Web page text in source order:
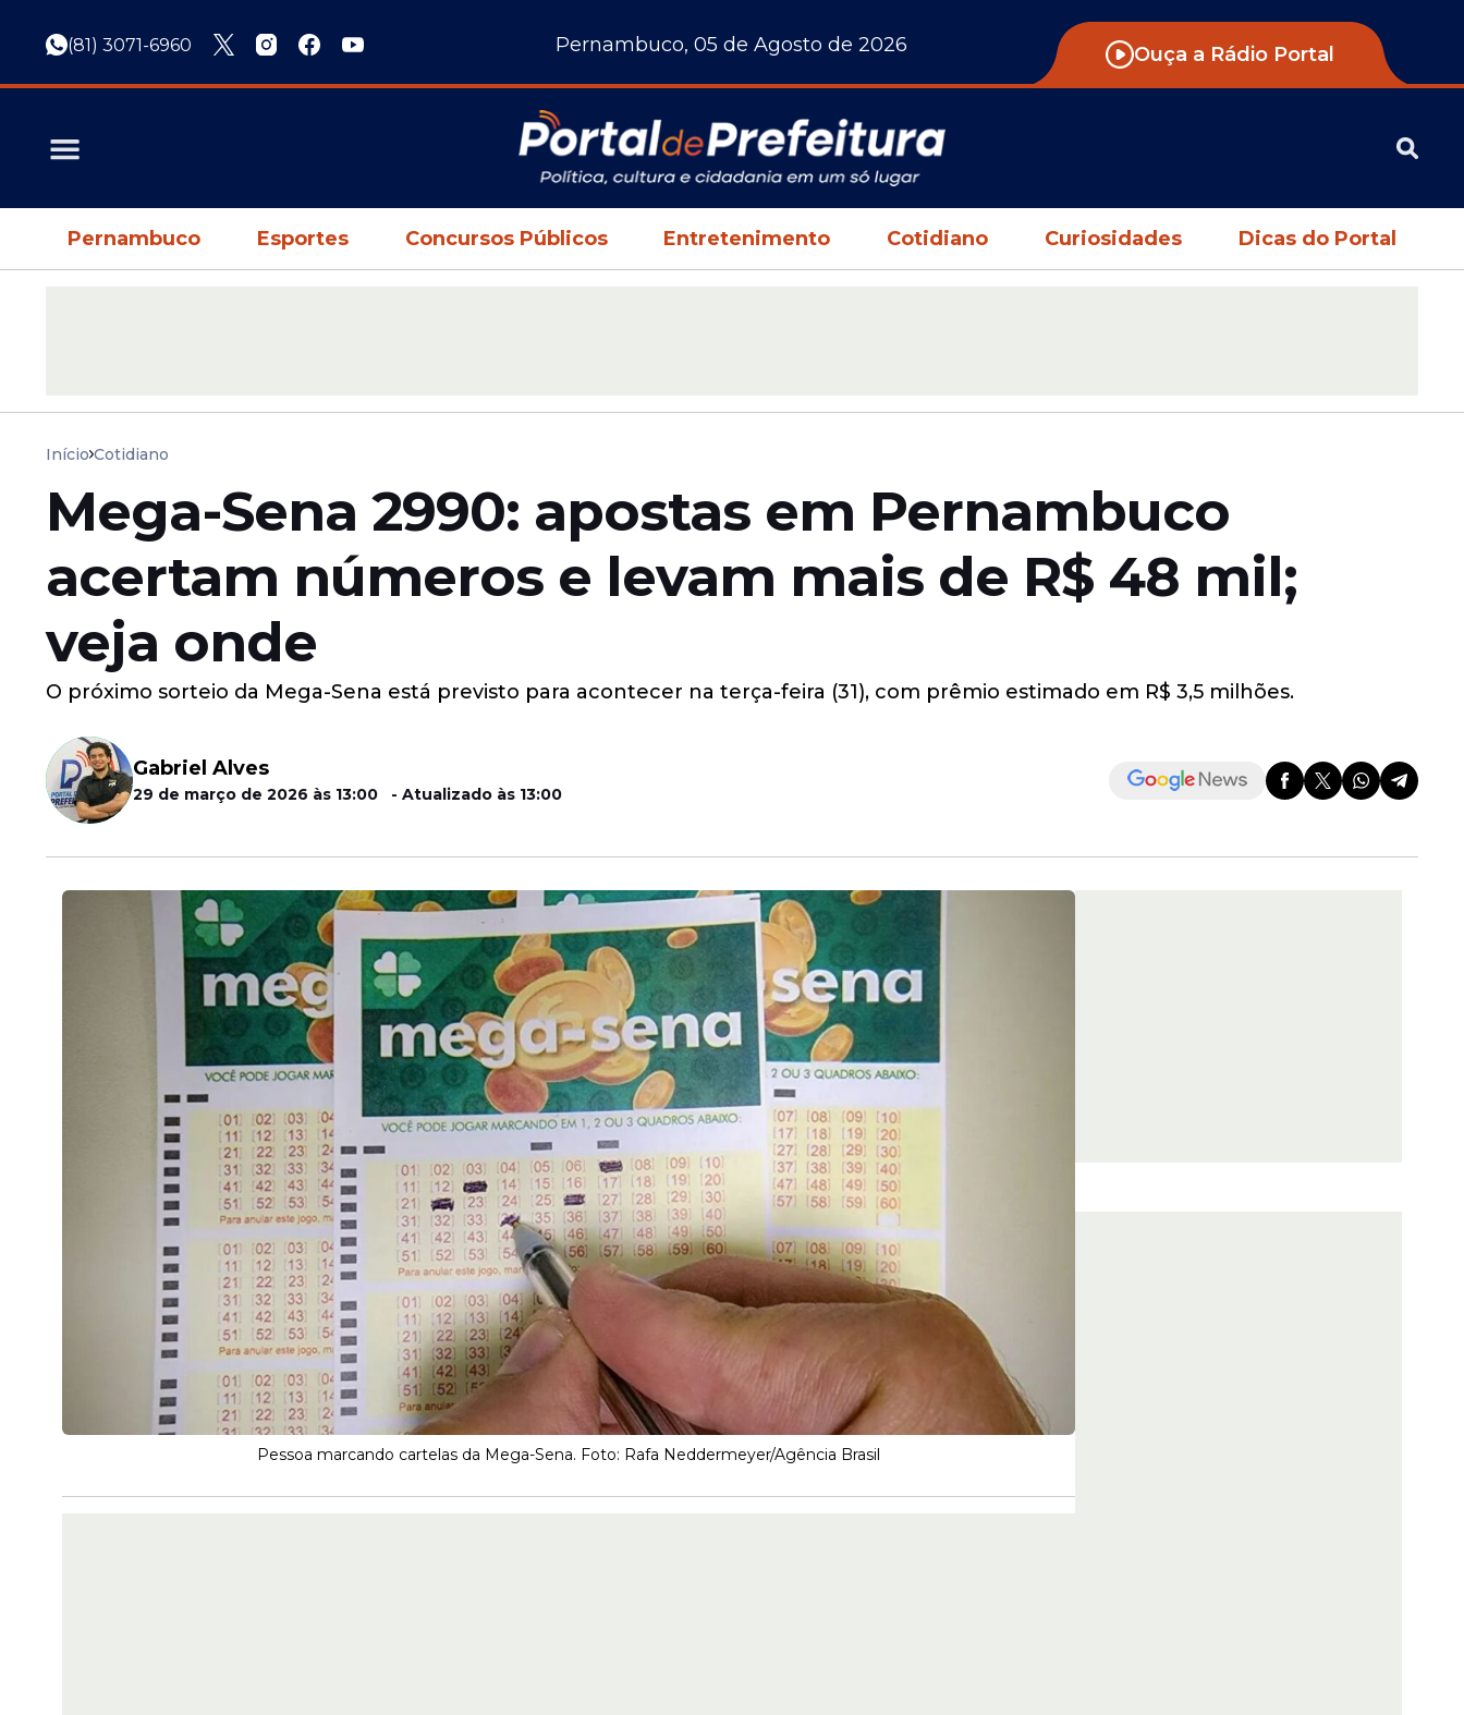
(81) 3071-6960 Pernambuco, 05 de Agosto de 2026 Ouça a Rádio Portal
Pernambuco Esportes Concursos Públicos Entretenimento Cotidiano Curiosidades Dicas do Portal
Início Cotidiano
Mega-Sena 2990: apostas em Pernambuco
acertam números e levam mais de R$ 48 mil;
veja onde
O próximo sorteio da Mega-Sena está previsto para acontecer na terça-feira (31), com prêmio estimado em R$ 3,5 milhões.
Gabriel Alves
29 de março de 2026 às 13:00 - Atualizado às 13:00
Pessoa marcando cartelas da Mega-Sena. Foto: Rafa Neddermeyer/Agência Brasil